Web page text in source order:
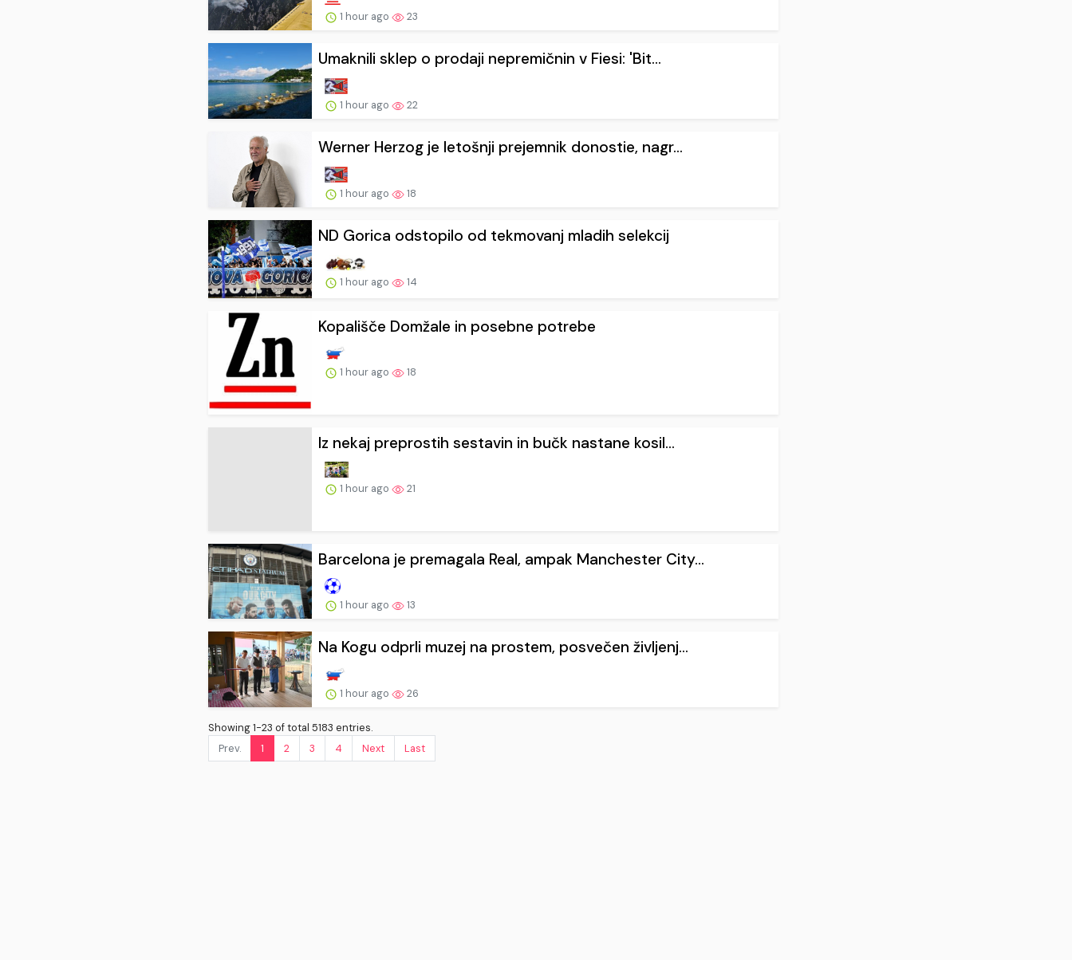
1 hour ago 23
Umaknili sklep o prodaji nepremičnin v Fiesi: 'Bit...
1 hour ago 22
Werner Herzog je letošnji prejemnik donostie, nagr...
1 hour ago 18
ND Gorica odstopilo od tekmovanj mladih selekcij
1 hour ago 14
Kopališče Domžale in posebne potrebe
1 hour ago 18
Iz nekaj preprostih sestavin in bučk nastane kosil...
1 hour ago 21
Barcelona je premagala Real, ampak Manchester City...
1 hour ago 13
Na Kogu odprli muzej na prostem, posvečen življenj...
1 hour ago 26
Showing 1-23 of total 5183 entries.
Prev.
1 2 3 4 Next Last